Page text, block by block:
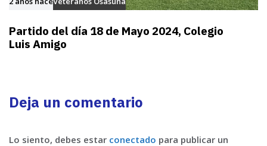
Partido del día 18 de Mayo 2024, Colegio
Luis Amigo
Deja un comentario
Lo siento, debes estar conectado para publicar un